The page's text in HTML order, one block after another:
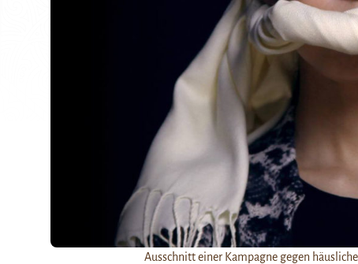
Ausschnitt einer Kampagne gegen